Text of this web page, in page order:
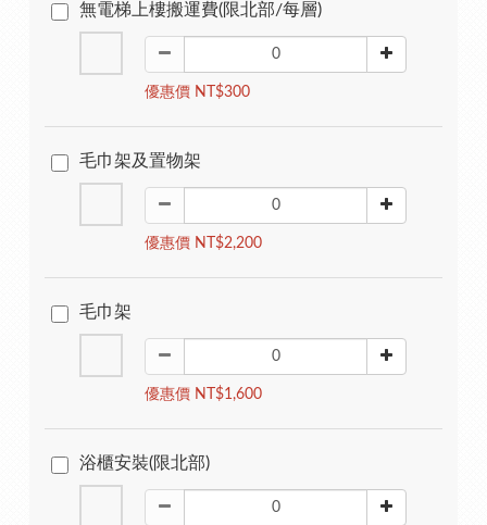
無電梯上樓搬運費(限北部/每層)
優惠價 NT$300
毛巾架及置物架
優惠價 NT$2,200
毛巾架
優惠價 NT$1,600
浴櫃安裝(限北部)